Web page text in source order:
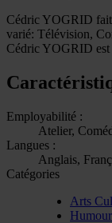
Cédric YOGRID fait
varié: Télévision,
Cédric YOGRID est
Employabilité :
Atelier,
Langues :
Anglais,
Catégories
Arts